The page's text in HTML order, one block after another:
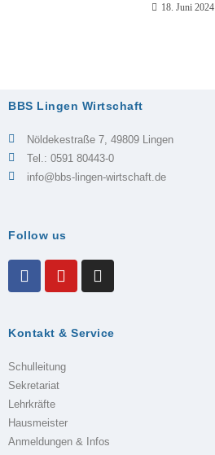
18. Juni 2024
BBS Lingen Wirtschaft
Nöldekestraße 7, 49809 Lingen
Tel.: 0591 80443-0
info@bbs-lingen-wirtschaft.de
Follow us
Kontakt & Service
Schulleitung
Sekretariat
Lehrkräfte
Hausmeister
Anmeldungen & Infos